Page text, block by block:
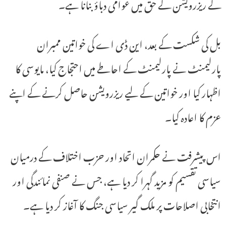
بل کی شکست کے بعد، این ڈی اے کی خواتین ممبران
پارلیمنٹ نے پارلیمنٹ کے احاطے میں احتجاج کیا، مایوسی کا
اظہار کیا اور خواتین کے لیے ریزرویشن حاصل کرنے کے اپنے
عزم کا اعادہ کیا۔
اس پیشرفت نے حکمران اتحاد اور حزب اختلاف کے درمیان
سیاسی تقسیم کو مزید گہرا کر دیا ہے، جس نے صنفی نمائندگی اور
انتخابی اصلاحات پر ملک گیر سیاسی جنگ کا آغاز کر دیا ہے۔